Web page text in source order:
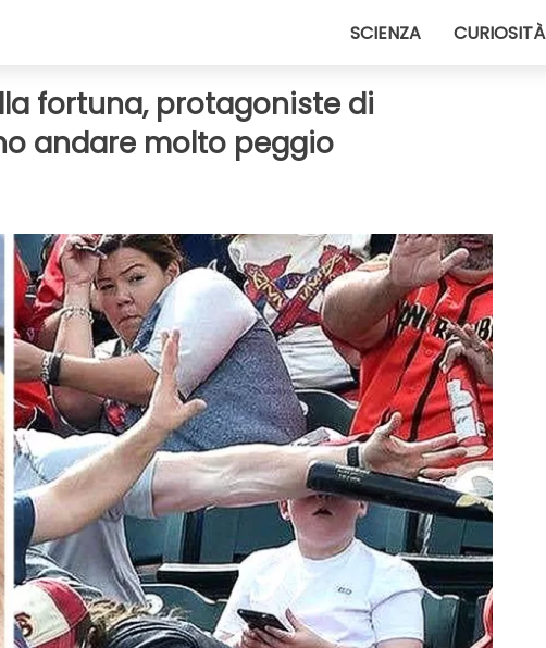
SCIENZA CURIOSITÀ
fortuna, protagoniste di
andare molto peggio